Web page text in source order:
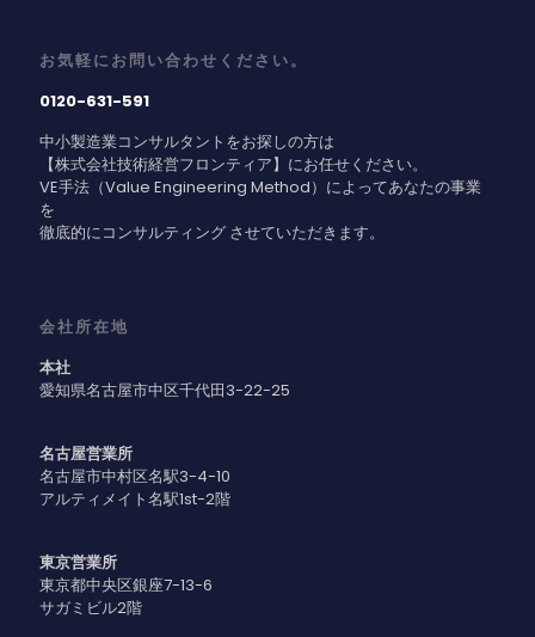
お気軽にお問い合わせください。
0120-631-591
中小製造業コンサルタントをお探しの方は
【株式会社技術経営フロンティア】にお任せください。
VE手法（Value Engineering Method）によってあなたの事業
を
徹底的にコンサルティング させていただきます。
会社所在地
本社
愛知県名古屋市中区千代田3-22-25
名古屋営業所
名古屋市中村区名駅3-4-10
アルティメイト名駅1st-2階
東京営業所
東京都中央区銀座7-13-6
サガミビル2階